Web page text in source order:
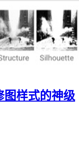
图样式的神级